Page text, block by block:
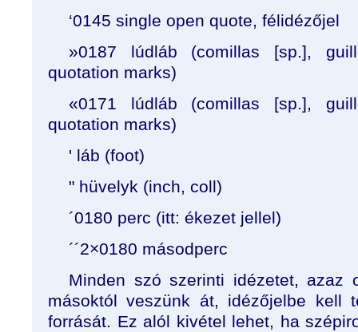
‘0145 single open quote, félidézőjel
»0187 lúdláb (comillas [sp.],
quotation marks)
«0171 lúdláb (comillas [sp.],
quotation marks)
' láb (foot)
" hüvelyk (inch, coll)
´0180 perc (itt: ékezet jellel)
´´2×0180 másodperc
Minden szó szerinti idézetet, azaz
másoktól veszünk át, idézőjelbe kell
forrását. Ez alól kivétel lehet, ha